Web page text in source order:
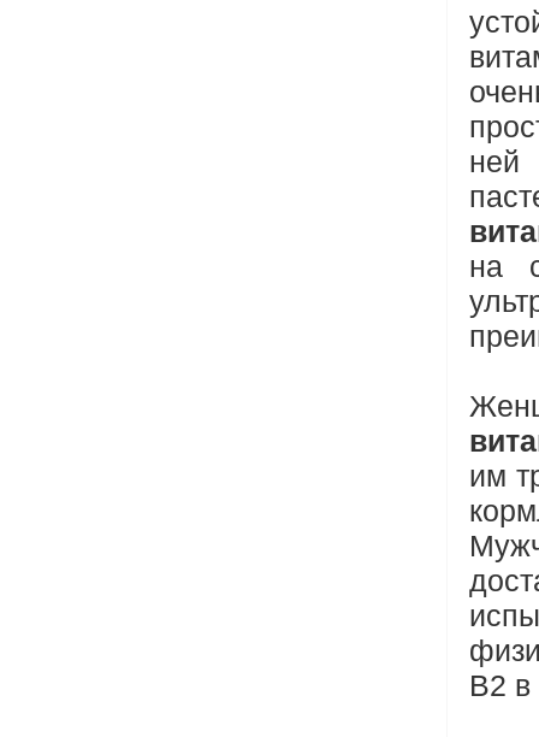
ней
на
им
В2 в